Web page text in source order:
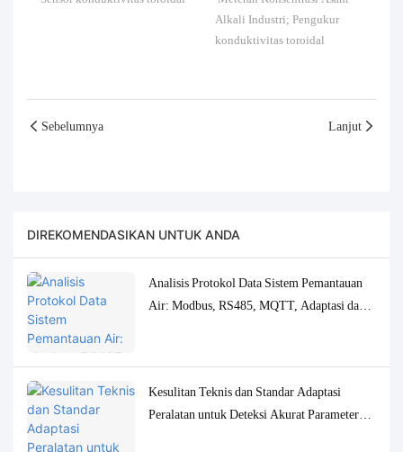
Alkali Industri; Pengukur
konduktivitas toroidal
Sebelumnya Lanjut
DIREKOMENDASIKAN UNTUK ANDA
Analisis Protokol Data Sistem Pemantauan
Air: Modbus, RS485, MQTT, Adaptasi dan
Kesulitan Teknis dan Standar Adaptasi
Peralatan untuk Deteksi Akurat Parameter